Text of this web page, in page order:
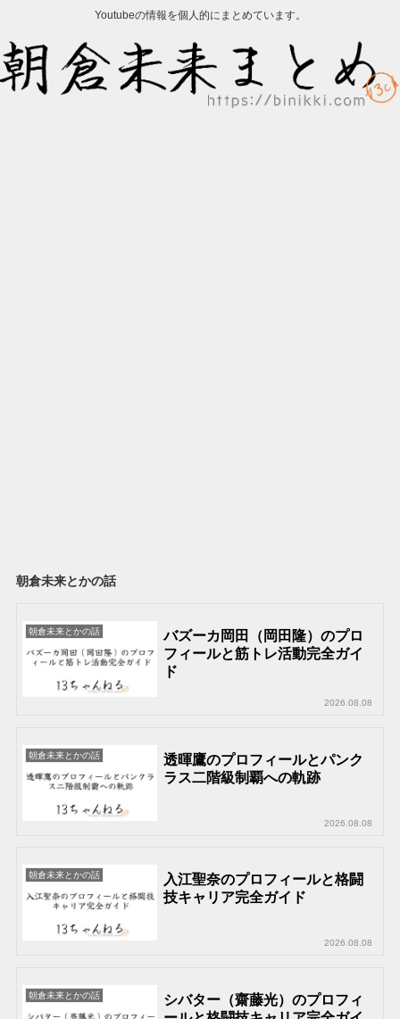
Youtubeの情報を個人的にまとめています。
朝倉未来とかの話
朝倉未来とかの話
バズーカ岡田（岡田隆）のプロ
フィールと筋トレ活動完全ガイ
ド
2026.08.08
朝倉未来とかの話
透暉鷹のプロフィールとパンク
ラス二階級制覇への軌跡
2026.08.08
朝倉未来とかの話
入江聖奈のプロフィールと格闘
技キャリア完全ガイド
2026.08.08
朝倉未来とかの話
シバター（齋藤光）のプロフィ